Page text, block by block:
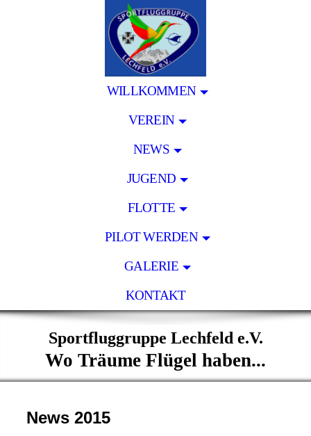
WILLKOMMEN
VEREIN
NEWS
JUGEND
FLOTTE
PILOT WERDEN
GALERIE
KONTAKT
Sportfluggruppe Lechfeld e.V.
Wo Träume Flügel haben...
News 2015